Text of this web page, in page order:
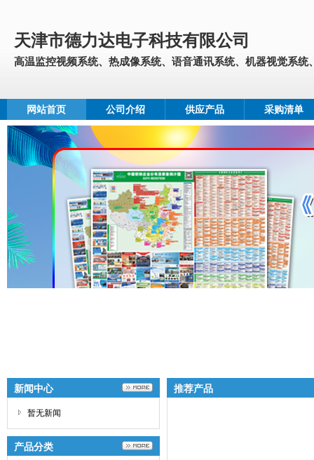
天津市德力达电子科技有限公司
高温监控视频系统、热成像系统、语音通讯系统、机器视觉系统
网站首页 公司介绍 供应产品 采购清单
新闻中心
暂无新闻
产品分类
推荐产品